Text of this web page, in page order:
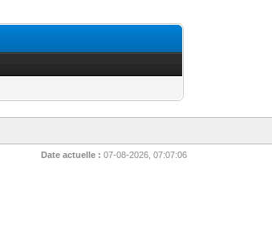
Date actuelle : 07-08-2026, 07:07:06